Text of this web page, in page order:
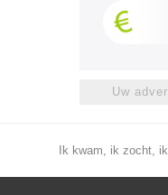
Uw
Ik kwam, ik zocht,